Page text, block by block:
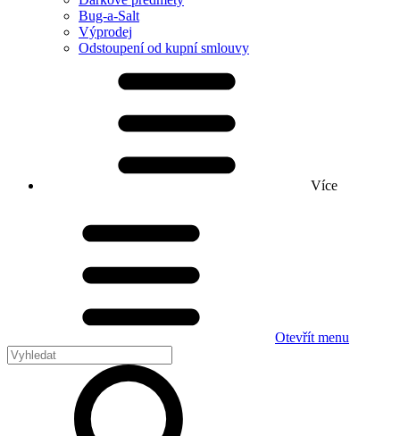
Bug-a-Salt
Výprodej
Odstoupení od kupní smlouvy
Více
Otevřít menu